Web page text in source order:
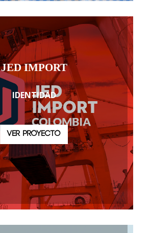
JED IMPORT
IDENTIDAD
VER PROYECTO